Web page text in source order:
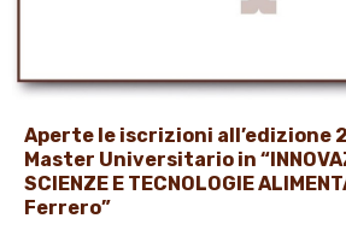
PROMOZIONI
NEWS & MEDIA
Aperte le iscrizioni all’edizione
Master Universitario in
SCIENZE E TECNOLOGIE
Ferrero”